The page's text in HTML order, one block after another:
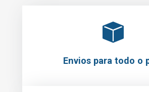
Envios para todo o